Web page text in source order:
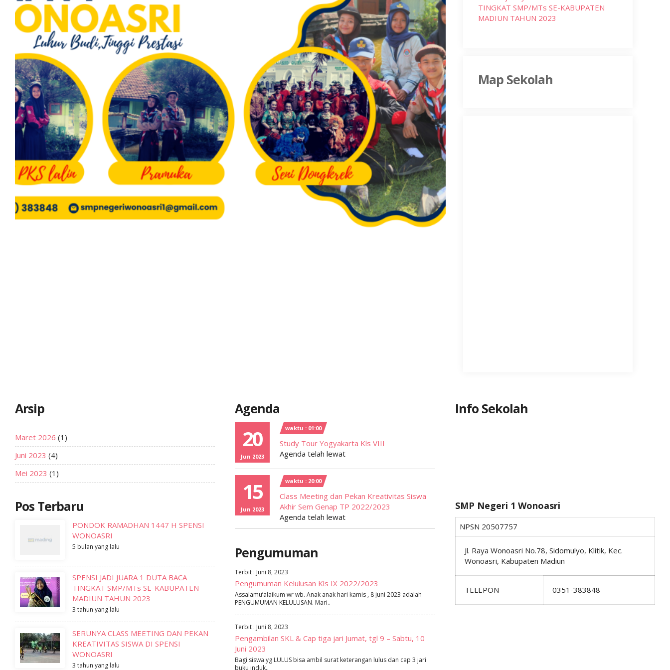
TINGKAT SMP/MTs SE-KABUPATEN
MADIUN TAHUN 2023
Map Sekolah
Arsip
Maret 2026 (1)
Juni 2023 (4)
Mei 2023 (1)
Pos Terbaru
PONDOK RAMADHAN 1447 H SPENSI
WONOASRI
5 bulan yang lalu
SPENSI JADI JUARA 1 DUTA BACA
TINGKAT SMP/MTs SE-KABUPATEN
MADIUN TAHUN 2023
3 tahun yang lalu
SERUNYA CLASS MEETING DAN PEKAN
KREATIVITAS SISWA DI SPENSI
WONOASRI
3 tahun yang lalu
Agenda
20
Jun 2023
waktu : 01:00
Study Tour Yogyakarta Kls VIII
Agenda telah lewat
15
Jun 2023
waktu : 20:00
Class Meeting dan Pekan Kreativitas Siswa
Akhir Sem Genap TP 2022/2023
Agenda telah lewat
Pengumuman
Terbit : Juni 8, 2023
Pengumuman Kelulusan Kls IX 2022/2023
Assalamu’alaikum wr wb. Anak anak hari kamis , 8 juni 2023 adalah
PENGUMUMAN KELULUSAN. Mari..
Terbit : Juni 8, 2023
Pengambilan SKL & Cap tiga jari Jumat, tgl 9 – Sabtu, 10
Juni 2023
Bagi siswa yg LULUS bisa ambil surat keterangan lulus dan cap 3 jari
buku induk..
Info Sekolah
SMP Negeri 1 Wonoasri
NPSN 20507757
Jl. Raya Wonoasri No.78, Sidomulyo, Klitik, Kec.
Wonoasri, Kabupaten Madiun
TELEPON 0351-383848